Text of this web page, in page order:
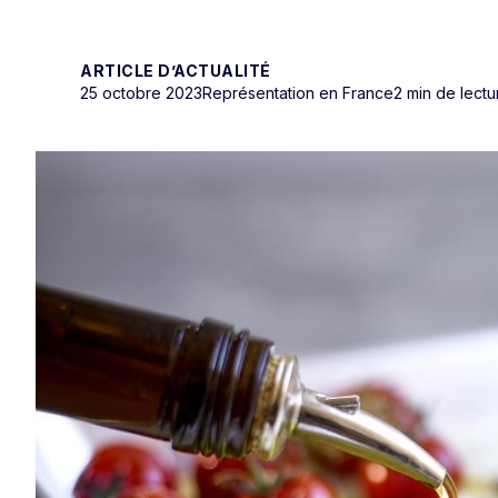
ARTICLE D’ACTUALITÉ
25 octobre 2023Représentation en France2 min de